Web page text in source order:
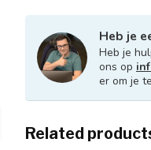
Heb je
Heb je
ons op
er om je
Related